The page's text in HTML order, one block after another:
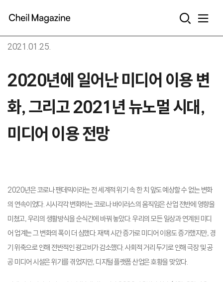
2021.01.25.
2020년에 일어난 미디어 이용 변
화, 그리고 2021년 뉴노멀 시대,
미디어 이용 전망
2020년은 코로나 팬데믹이라는 전 세계적 위기 속 한 치 앞도 예상할 수 없는 변화
의 연속이었다. 시시각각 변화하는 코로나 바이러스의 움직임은 산업 전반에 영향을
미쳤고, 우리의 생활방식을 순식간에 바꿔 놓았다. 우리의 모든 일상과 연계된 미디
어 업계는 그 변화의 폭이 더 심했다. 재택 시간 증가로 미디어 이용도 증가했지만, 경
기 위축으로 인해 전반적인 광고비가 감소했다. 사회적 거리 두기로 인해 극장 및 공
공 미디어 시설은 위기를 겪었지만, 디지털 플랫폼 산업은 호황을 맞았다.